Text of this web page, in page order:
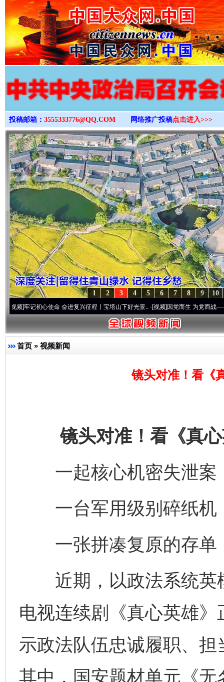
>
投稿邮箱： 3555333776@QQ.COM 网络推广投稿点击进入>>>
10
9
8
7
6
5
4
3
2
1
心使命 奋进复兴征程丨宝塔山下好光景..·[视频]因党而生 为党而战——百年“纪”事⑧
首页 » 视频新闻
镜头对准！看《
镜头对准！看《真心
一起核心机密失泄案
一台军用级别碎纸机
一张拼凑复原的存单
近期，以政法系统英
电视连续剧《真心英雄
示政法队伍忠诚履职、
其中，国安题材单元《